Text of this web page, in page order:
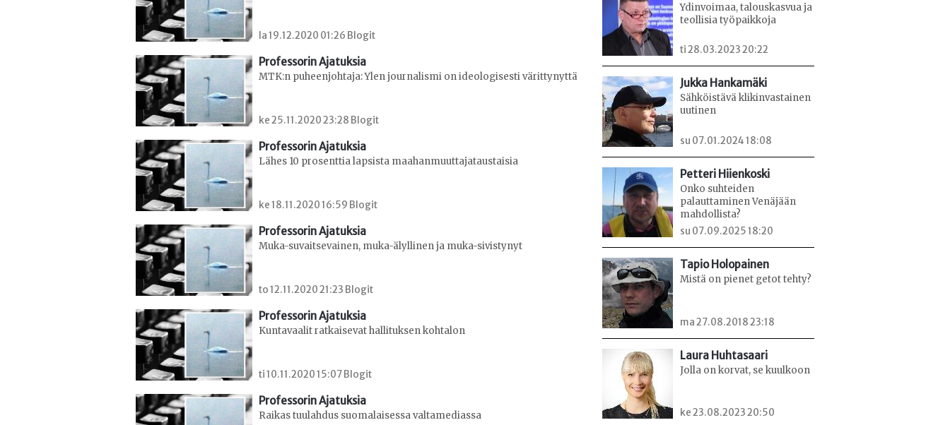
la 19.12.2020 01:26 Blogit
Professorin Ajatuksia
MTK:n puheenjohtaja: Ylen journalismi on ideologisesti värittynyttä
ke 25.11.2020 23:28 Blogit
Professorin Ajatuksia
Lähes 10 prosenttia lapsista maahanmuuttajataustaisia
ke 18.11.2020 16:59 Blogit
Professorin Ajatuksia
Muka-suvaitsevainen, muka-älyllinen ja muka-sivistynyt
to 12.11.2020 21:23 Blogit
Professorin Ajatuksia
Kuntavaalit ratkaisevat hallituksen kohtalon
ti 10.11.2020 15:07 Blogit
Professorin Ajatuksia
Raikas tuulahdus suomalaisessa valtamediassa
Ydinvoimaa, talouskasvua ja
teollisia työpaikkoja
ti 28.03.2023 20:22
Jukka Hankamäki
Sähköistävä klikinvastainen
uutinen
su 07.01.2024 18:08
Petteri Hiienkoski
Onko suhteiden
palauttaminen Venäjään
mahdollista?
su 07.09.2025 18:20
Tapio Holopainen
Mistä on pienet getot tehty?
ma 27.08.2018 23:18
Laura Huhtasaari
Jolla on korvat, se kuulkoon
ke 23.08.2023 20:50